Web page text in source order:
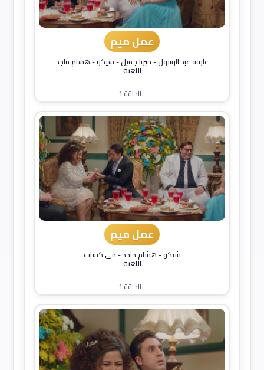
عمل ميم
عارفة عبد الرسول-ميرنا جميل-شيكو-هشام ماجد
اللعبة
- الحلقة 1
عمل ميم
شيكو-هشام ماجد-مي كساب
اللعبة
- الحلقة 1